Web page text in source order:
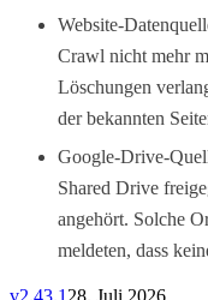
Website-
Crawl nicht mehr
Löschungen
der bekannten
Google-Drive-
Shared Drive
angehört. Solche
meldeten, dass
v2.43.1 28. Juli 2026